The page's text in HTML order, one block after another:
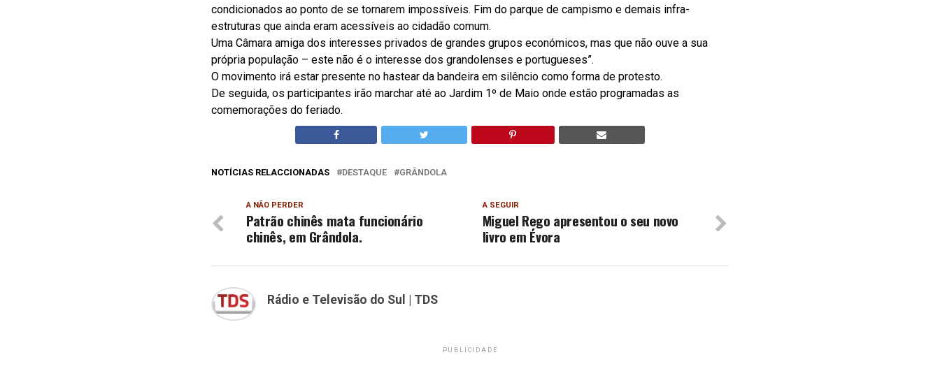
condicionados ao ponto de se tornarem impossíveis. Fim do parque de campismo e demais infra-
estruturas que ainda eram acessíveis ao cidadão comum.
Uma Câmara amiga dos interesses privados de grandes grupos económicos, mas que não ouve a sua
própria população – este não é o interesse dos grandolenses e portugueses”.
O movimento irá estar presente no hastear da bandeira em silêncio como forma de protesto.
De seguida, os participantes irão marchar até ao Jardim 1º de Maio onde estão programadas as
comemorações do feriado.
NOTÍCIAS RELACCIONADAS DESTAQUE GRÂNDOLA
A SEGUIR
Miguel Rego apresentou o seu novo
livro em Évora
A NÃO PERDER
Patrão chinês mata funcionário
chinês, em Grândola.
Rádio e Televisão do Sul | TDS
PUBLICIDADE